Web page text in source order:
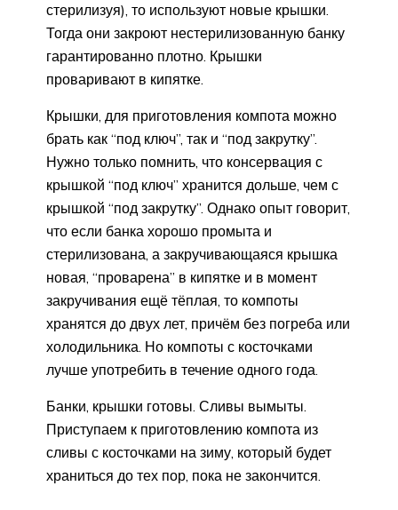
стерилизуя), то используют новые крышки.
Тогда они закроют нестерилизованную банку
гарантированно плотно. Крышки
проваривают в кипятке.
Крышки, для приготовления компота можно
брать как “под ключ”, так и “под закрутку”.
Нужно только помнить, что консервация с
крышкой “под ключ” хранится дольше, чем с
крышкой “под закрутку”. Однако опыт говорит,
что если банка хорошо промыта и
стерилизована, а закручивающаяся крышка
новая, “проварена” в кипятке и в момент
закручивания ещё тёплая, то компоты
хранятся до двух лет, причём без погреба или
холодильника. Но компоты с косточками
лучше употребить в течение одного года.
Банки, крышки готовы. Сливы вымыты.
Приступаем к приготовлению компота из
сливы с косточками на зиму, который будет
храниться до тех пор, пока не закончится.